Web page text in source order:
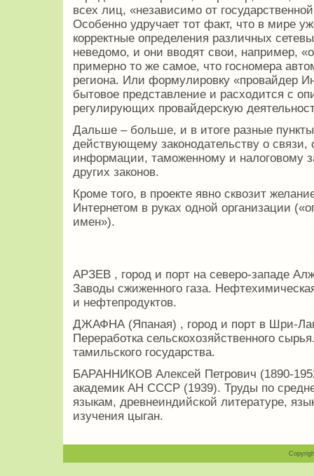
всех лиц, «независимо от
Особенно удручает тот факт, что в мире
корректные определения различных
неведомо, и они вводят свои, например,
примерно то же самое, что госномера
региона. Или формулировку «провайдер
бытовое представление и расходится с
регулирующих провайдерскую
Дальше – больше, и в итоге разные пункты
действующему законо­дательству о связи,
информации, таможенному и налоговому
других законов.
Кроме того, в проекте явно сквозит
Интернетом в ру­ках одной организации
имен»).
АРЗЕВ , город и порт на северо-западе
Заводы сжиженного газа.
и нефтепродуктов.
ДЖАФНА (Япаная) , город и порт в Шри-
Переработка сельскохозяйственного
тамильского государства.
БАРАННИКОВ Алексей Петрович (1890-
академик АН СССР (1939). Труды по
языкам, древнеиндийской литературе,
изучения цыган.